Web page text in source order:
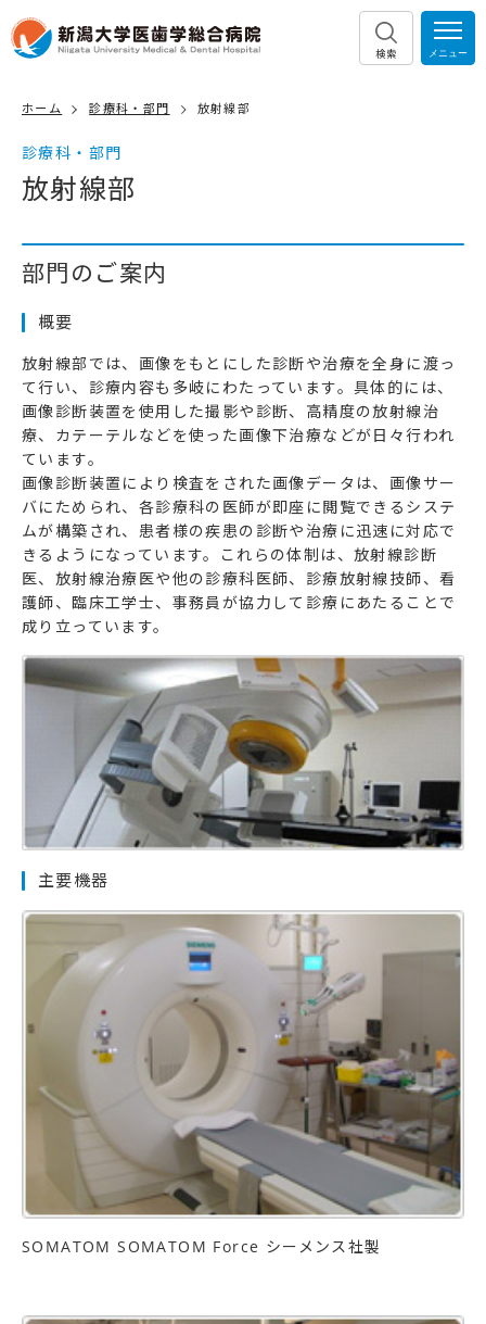
検索
ホーム 診療科・部門 放射線部
診療科・部門
放射線部
部門のご案内
概要
放射線部では、画像をもとにした診断や治療を全身に渡っ
て行い、診療内容も多岐にわたっています。具体的には、
画像診断装置を使用した撮影や診断、高精度の放射線治
療、カテーテルなどを使った画像下治療などが日々行われ
ています。
画像診断装置により検査をされた画像データは、画像サー
バにためられ、各診療科の医師が即座に閲覧できるシステ
ムが構築され、患者様の疾患の診断や治療に迅速に対応で
きるようになっています。これらの体制は、放射線診断
医、放射線治療医や他の診療科医師、診療放射線技師、看
護師、臨床工学士、事務員が協力して診療にあたることで
成り立っています。
主要機器
SOMATOM SOMATOM Force シーメンス社製